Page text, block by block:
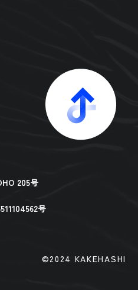
205号
号
©︎2024 KAKEHASHI